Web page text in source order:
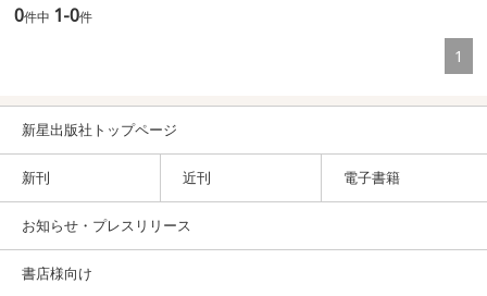
0件中 1-0件
1
新星出版社トップページ
新刊 近刊 電子書籍
お知らせ・プレスリリース
書店様向け